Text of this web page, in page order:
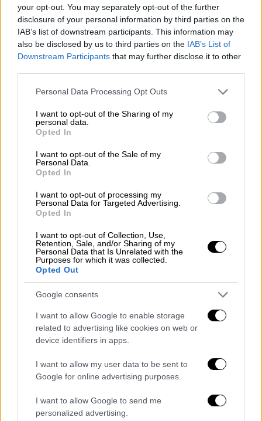
your opt-out. You may separately opt-out of the further
disclosure of your personal information by third parties on the
IAB’s list of downstream participants. This information may
also be disclosed by us to third parties on the IAB’s List of
Downstream Participants that may further disclose it to other
Please note that this website/app uses one or more Google
not limited to your visit or usage behaviour. You may click to
grant or deny consent to Google and its third-party tags to
use your data for below specified purposes in below Google
consent section.
Personal Data Processing Opt Outs
I want to opt-out of the Sharing of my
personal data.
Opted In
I want to opt-out of the Sale of my
Personal Data.
Opted In
I want to opt-out of processing my
Personal Data for Targeted Advertising.
Opted In
I want to opt-out of Collection, Use,
Retention, Sale, and/or Sharing of my
Personal Data that Is Unrelated with the
Purposes for which it was collected.
Opted Out
Google consents
I want to allow Google to enable storage
related to advertising like cookies on web or
device identifiers in apps.
I want to allow my user data to be sent to
Google for online advertising purposes.
I want to allow Google to send me
personalized advertising.
Σημάδια σεξουαλικής κακοποίησης και
μελανιές στα παιδιά του αστυνομικού
της Βουλής: Ευρήματα-σοκ από τους
ιατροδικαστές
Και στα τέσσερα παιδιά εντοπίστηκαν
σημάδια από χτυπήματα